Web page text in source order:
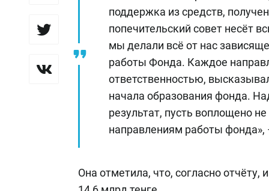
поддержка из средств,
попечительский совет несёт
мы делали всё от нас
работы Фонда. Каждое
ответственностью,
начала образования фонда.
результат, пусть воплощено
направлениям работы фонда»,
Она отметила, что, согласно